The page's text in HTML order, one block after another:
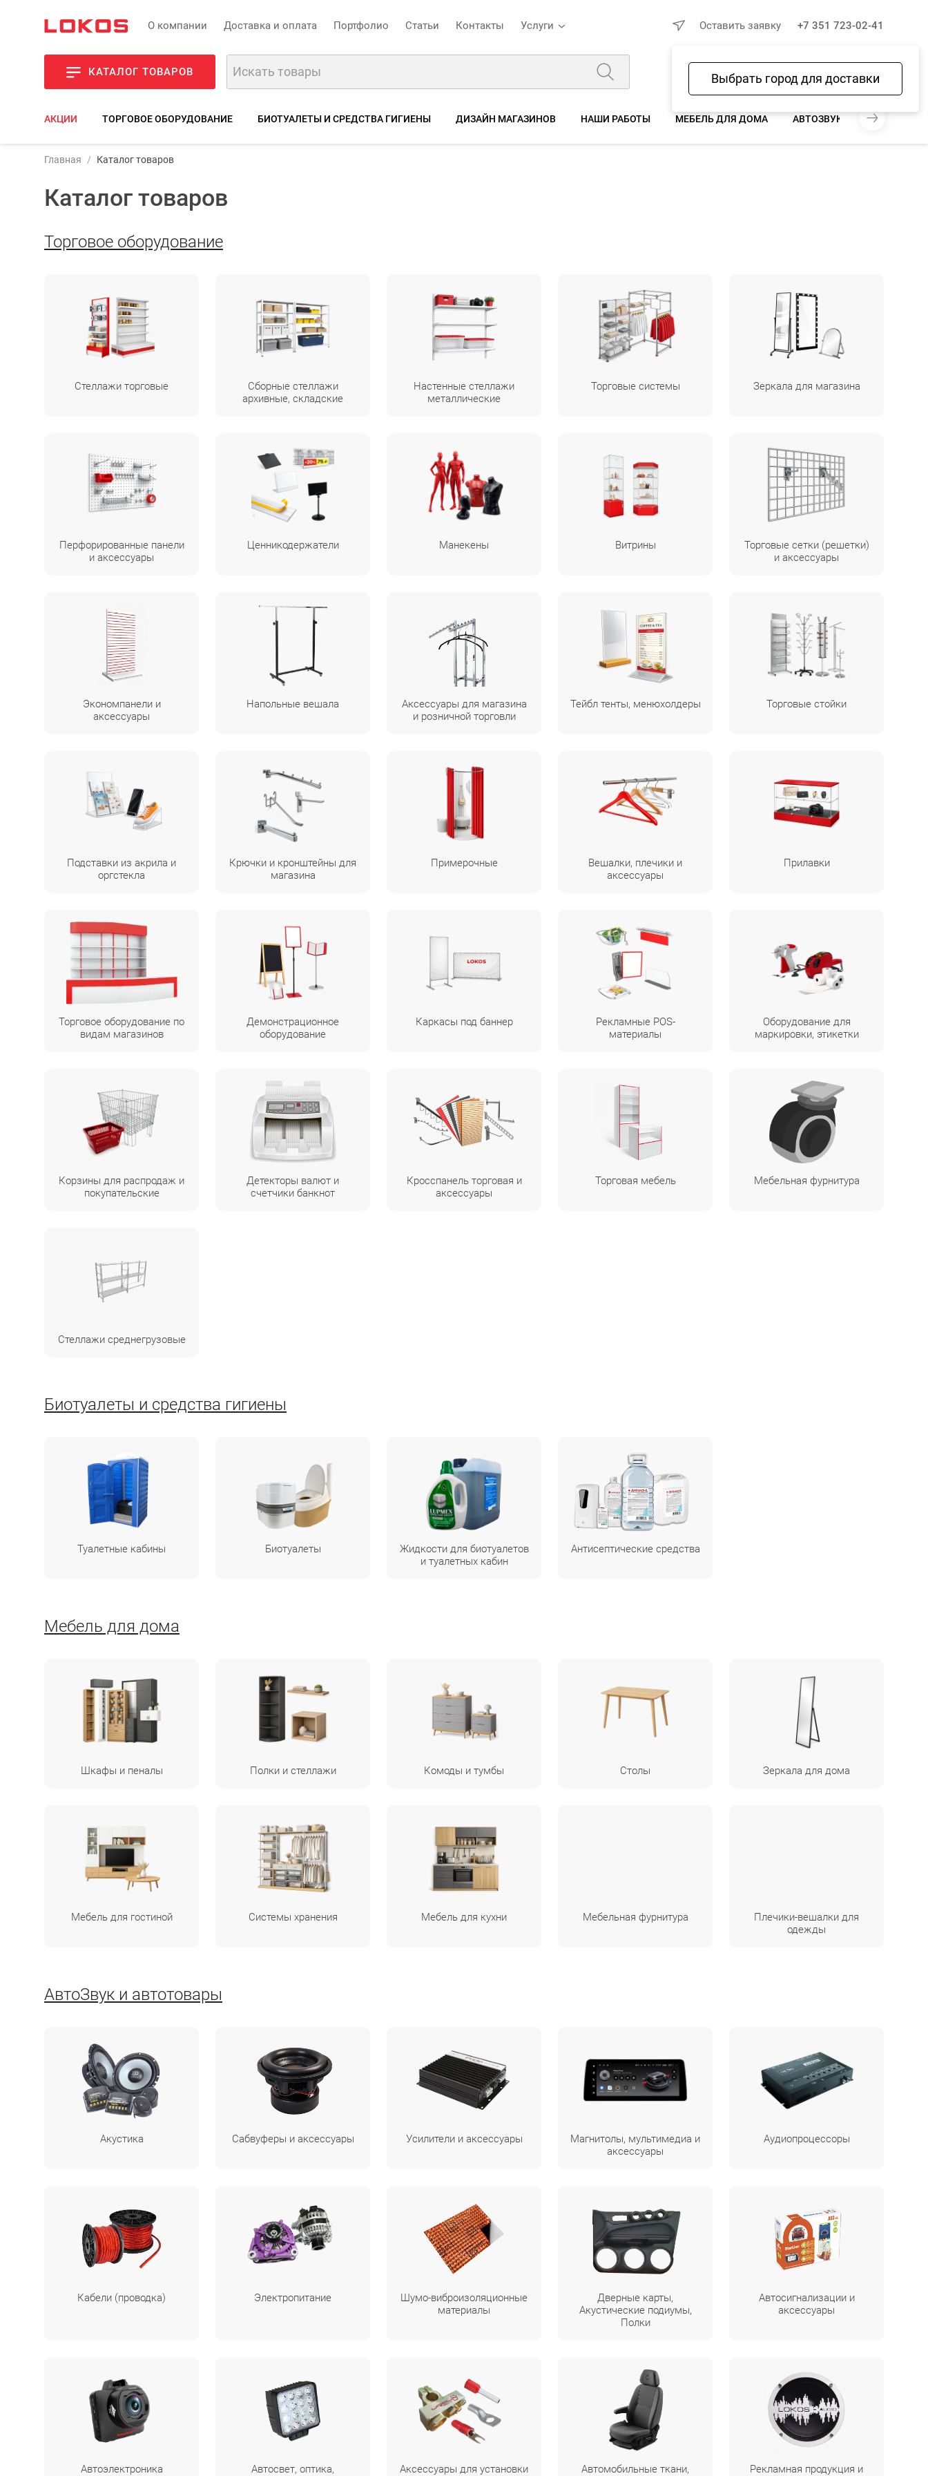
О компании Доставка и оплата Портфолио Статьи Контакты Услуги
Выбрать город для доставки
Оставить заявку +7 351 723-02-41
КАТАЛОГ ТОВАРОВ
Избранное Сравнение Корзина
АКЦИИ ТОРГОВОЕ ОБОРУДОВАНИЕ БИОТУАЛЕТЫ И СРЕДСТВА ГИГИЕНЫ ДИЗАЙН МАГАЗИНОВ НАШИ РАБОТЫ МЕБЕЛЬ ДЛЯ ДОМА АВТОЗВУК И АВТОТОВАРЫ
Главная Каталог товаров
Каталог товаров
Торговое оборудование
Стеллажи торговые
Сборные стеллажи
архивные, складские
Настенные стеллажи
металлические
Торговые системы Зеркала для магазина
Перфорированные панели
и аксессуары
Ценникодержатели Манекены Витрины
Торговые сетки (решетки)
и аксессуары
Экономпанели и
аксессуары
Напольные вешала
Аксессуары для магазина
и розничной торговли
Тейбл тенты, менюхолдеры Торговые стойки
Подставки из акрила и
оргстекла
Крючки и кронштейны для
магазина
Примерочные
Вешалки, плечики и
аксессуары
Прилавки
Торговое оборудование по
видам магазинов
Демонстрационное
оборудование
Каркасы под баннер
Рекламные POS-
материалы
Оборудование для
маркировки, этикетки
Корзины для распродаж и
покупательские
Детекторы валют и
счетчики банкнот
Кросспанель торговая и
аксессуары
Торговая мебель Мебельная фурнитура
Стеллажи среднегрузовые
Биотуалеты и средства гигиены
Туалетные кабины Биотуалеты
Жидкости для биотуалетов
и туалетных кабин
Антисептические средства
Мебель для дома
Шкафы и пеналы Полки и стеллажи Комоды и тумбы Столы Зеркала для дома
Мебель для гостиной Системы хранения Мебель для кухни Мебельная фурнитура
Плечики-вешалки для
одежды
АвтоЗвук и автотовары
Акустика Сабвуферы и аксессуары Усилители и аксессуары
Магнитолы, мультимедиа и
аксессуары
Аудиопроцессоры
Кабели (проводка) Электропитание
Шумо-виброизоляционные
материалы
Дверные карты,
Акустические подиумы,
Полки
Автосигнализации и
аксессуары
Автоэлектроника
Автосвет, оптика,
Аксессуары для установки
Автомобильные ткани,
Рекламная продукция и